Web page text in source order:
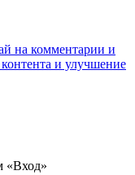
на комментарии и
и улучшение
«Вход»